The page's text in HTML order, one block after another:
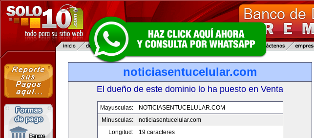
noticiasentucelular.com
El dueño de este dominio lo ha puesto en Venta
Mayusculas:
NOTICIASENTUCELULAR.COM
Minusculas:
noticiasentucelular.com
Longitud:
19 caracteres